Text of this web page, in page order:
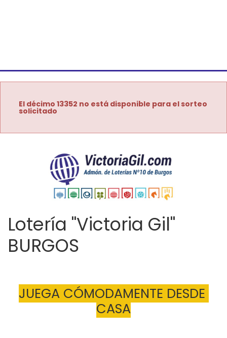
El décimo 13352 no está disponible para el sorteo
solicitado
Lotería "Victoria Gil"
BURGOS
JUEGA CÓMODAMENTE DESDE
CASA